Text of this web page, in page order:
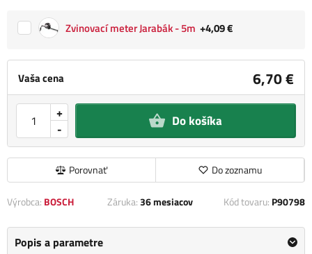
Vaša cena 6,70 €
-
+ Do košíka
Porovnať Do zoznamu
Zvinovací meter Jarabák - 5m +4,09 €
Výrobca: BOSCH Záruka:36 mesiacov Kód tovaru: P90798
Popis a parametre